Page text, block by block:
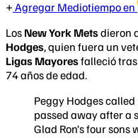
Agregar Mediotiempo en
Los New York Metsdieron
Hodges, quien fuera un
Ligas Mayoresfalleció
74 años de edad.
Peggy Hodges
passed away after a
Glad Ron’s four sons